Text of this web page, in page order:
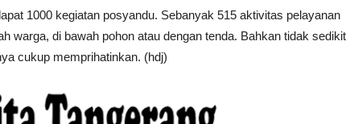
1000 kegiatan posyandu. Sebanyak 515 aktivitas pelayanan
warga, di bawah pohon atau dengan tenda. Bahkan tidak sedikit
cukup memprihatinkan. (hdj)